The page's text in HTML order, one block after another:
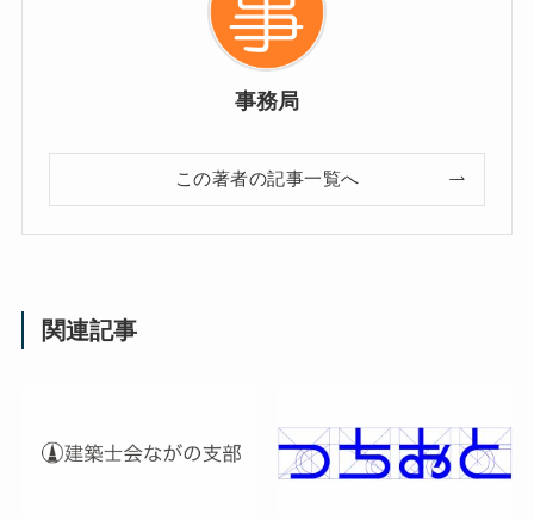
事務局
この著者の記事一覧へ
関連記事